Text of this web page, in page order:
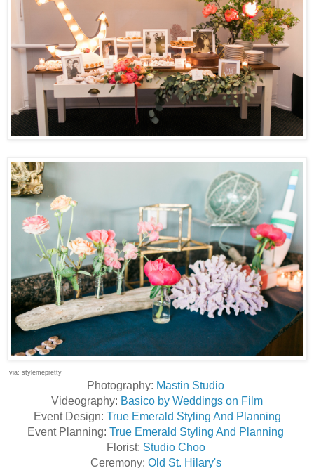
via: stylemepretty
Photography: Mastin Studio
Videography: Basico by Weddings on Film
Event Design: True Emerald Styling And Planning
Event Planning: True Emerald Styling And Planning
Florist: Studio Choo
Ceremony: Old St. Hilary's